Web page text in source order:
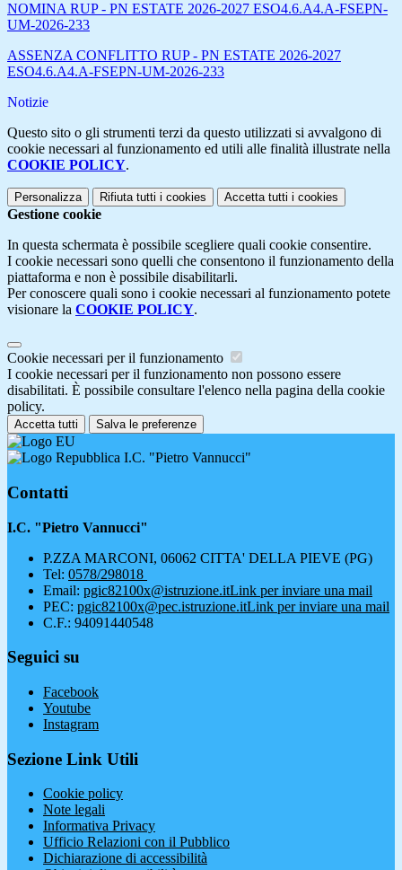
NOMINA RUP - PN ESTATE 2026-2027 ESO4.6.A4.A-FSEPN-
UM-2026-233
ASSENZA CONFLITTO RUP - PN ESTATE 2026-2027
ESO4.6.A4.A-FSEPN-UM-2026-233
Notizie
Questo sito o gli strumenti terzi da questo utilizzati si avvalgono di
cookie necessari al funzionamento ed utili alle finalità illustrate nella
COOKIE POLICY.
Personalizza Rifiuta tutti i cookies Accetta tutti i cookies
Gestione cookie
In questa schermata è possibile scegliere quali cookie consentire.
I cookie necessari sono quelli che consentono il funzionamento della
piattaforma e non è possibile disabilitarli.
Per conoscere quali sono i cookie necessari al funzionamento potete
visionare la COOKIE POLICY.
Cookie necessari per il funzionamento
I cookie necessari per il funzionamento non possono essere
disabilitati. È possibile consultare l'elenco nella pagina della cookie
policy.
Accetta tutti Salva le preferenze
I.C. "Pietro Vannucci"
Contatti
I.C. "Pietro Vannucci"
P.ZZA MARCONI, 06062 CITTA' DELLA PIEVE (PG)
Tel: 0578/298018
Email: pgic82100x@istruzione.itLink per inviare una mail
PEC: pgic82100x@pec.istruzione.itLink per inviare una mail
C.F.: 94091440548
Seguici su
Facebook
Youtube
Instagram
Sezione Link Utili
Cookie policy
Note legali
Informativa Privacy
Ufficio Relazioni con il Pubblico
Dichiarazione di accessibilità